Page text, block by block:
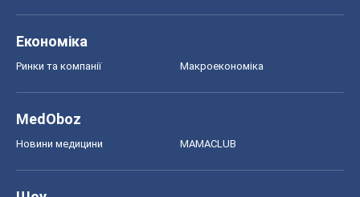
Економіка
Ринки та компанії Макроекономіка
MedOboz
Новини медицини MAMACLUB